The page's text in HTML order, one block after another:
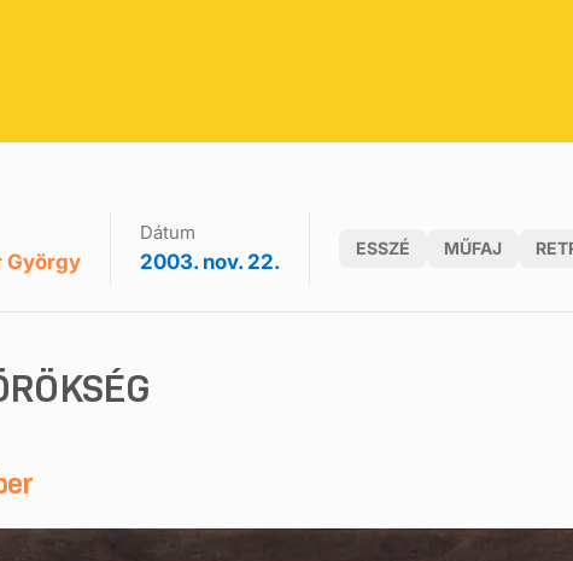
György
Dátum
2003. nov. 22.
ESSZÉ MŰFAJ